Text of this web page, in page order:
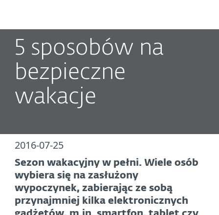
5 sposobów na
bezpieczne
wakacje
2016-07-25
Sezon wakacyjny w pełni. Wiele osób
wybiera się na zasłużony
wypoczynek, zabierając ze sobą
przynajmniej kilka elektronicznych